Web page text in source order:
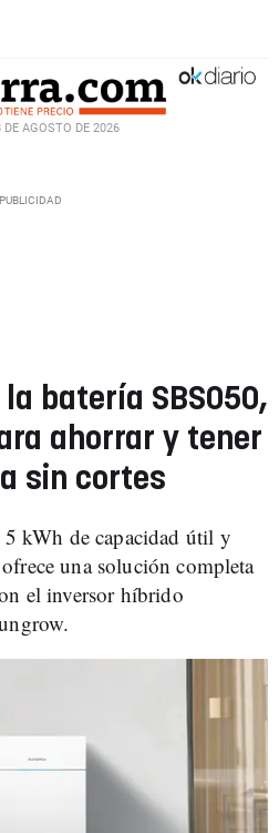
DE AGOSTO DE 2026
batería SBS050,
ahorrar y tener
sin cortes
kWh de capacidad útil y
una solución completa
el inversor híbrido